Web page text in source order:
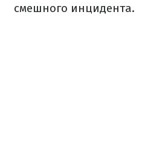
смешного инцидента.